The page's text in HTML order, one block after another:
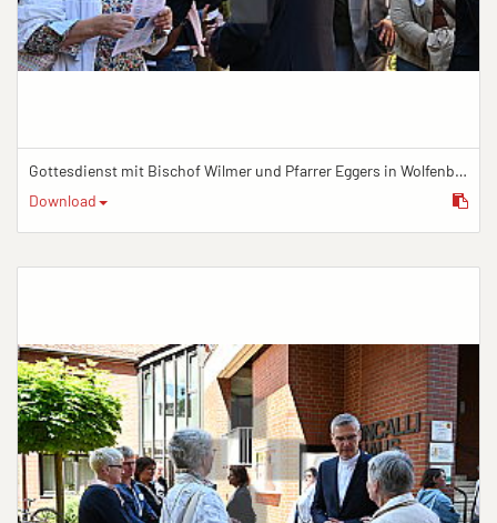
Gottesdienst mit Bischof Wilmer und Pfarrer Eggers in Wolfenbüttel
Download